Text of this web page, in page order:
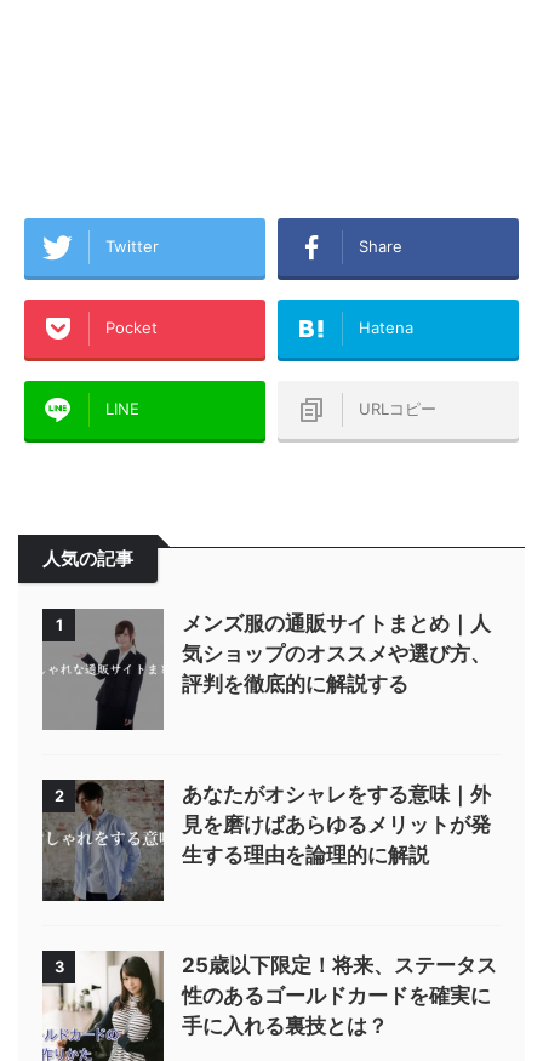
Twitter Share
Pocket Hatena
LINE URLコピー
人気の記事
1
メンズ服の通販サイトまとめ｜人
気ショップのオススメや選び方、
評判を徹底的に解説する
2
あなたがオシャレをする意味｜外
見を磨けばあらゆるメリットが発
生する理由を論理的に解説
3
25歳以下限定！将来、ステータス
性のあるゴールドカードを確実に
手に入れる裏技とは？